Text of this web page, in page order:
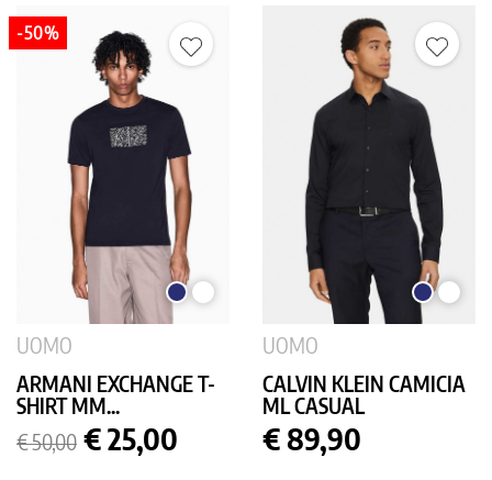
BLUBIANCO
UOMO
ARMANI EXCHANGE T-
SHIRT MM...
Prezzo
base
€ 50,00 Prezzo
€ 25,00
-50%
BLU
SCURO
UOMO
CALVIN KLEIN CAMICIA
ML CASUAL
Prezzo
€ 89,90